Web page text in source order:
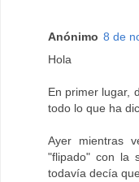
Anónimo 8 de
Hola
En primer lugar,
todo lo que ha
Ayer mientras
"flipado" con la
todavía decía